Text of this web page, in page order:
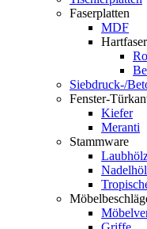
Faserplatten
MDF
Hartfaser
Siebdruck-/
Fenster-
Kiefer
Meranti
Stammware